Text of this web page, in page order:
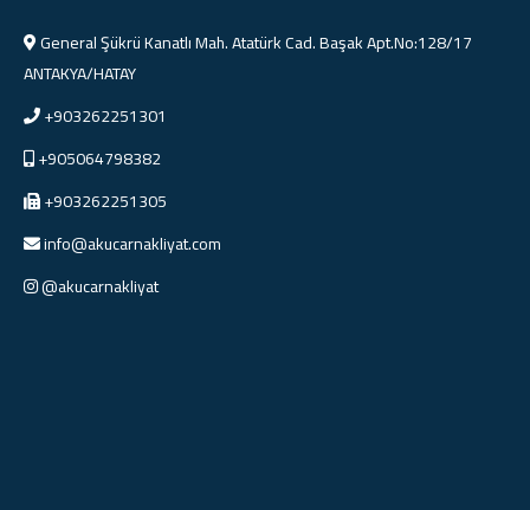
General Şükrü Kanatlı Mah. Atatürk Cad. Başak Apt.No:128/17
ANTAKYA/HATAY
+903262251301
+905064798382
+903262251305
info@akucarnakliyat.com
@akucarnakliyat